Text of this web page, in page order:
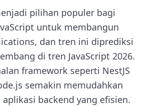
pilihan populer bagi
untuk membangun
dan tren ini diprediksi
di tren JavaScript 2026.
framework seperti NestJS
semakin memudahkan
backend yang efisien.